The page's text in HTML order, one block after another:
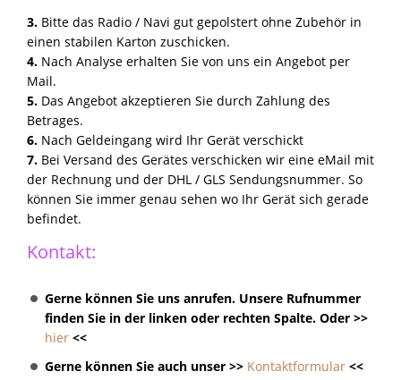
3. Bitte das Radio / Navi gut gepolstert ohne Zubehör in
einen stabilen Karton zuschicken.
4. Nach Analyse erhalten Sie von uns ein Angebot per
Mail.
5. Das Angebot akzeptieren Sie durch Zahlung des
Betrages.
6. Nach Geldeingang wird Ihr Gerät verschickt
7. Bei Versand des Gerätes verschicken wir eine eMail mit
der Rechnung und der DHL / GLS Sendungsnummer. So
können Sie immer genau sehen wo Ihr Gerät sich gerade
befindet.
Kontakt:
Gerne können Sie uns anrufen. Unsere Rufnummer
finden Sie in der linken oder rechten Spalte. Oder >>
hier <<
Gerne können Sie auch unser >> Kontaktformular <<